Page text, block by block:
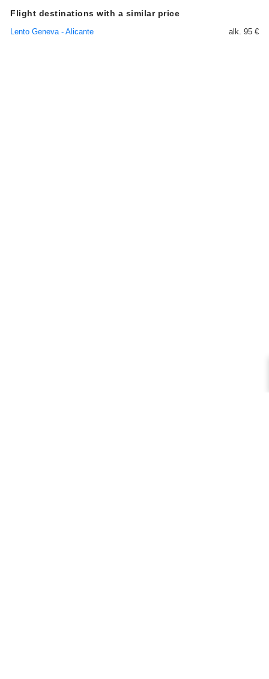
Flight destinations with a similar price
Lento Geneva - Alicante alk. 95 €